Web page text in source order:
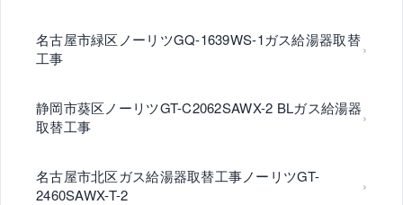
名古屋市緑区ノーリツGQ-1639WS-1ガス給湯器取替
工事
静岡市葵区ノーリツGT-C2062SAWX-2 BLガス給湯器
取替工事
名古屋市北区ガス給湯器取替工事ノーリツGT-
2460SAWX-T-2